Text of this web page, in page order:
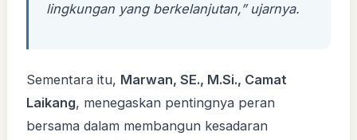
lingkungan yang berkelanjutan,” ujarnya.
Sementara itu, Marwan, SE., M.Si., Camat
Laikang, menegaskan pentingnya peran
bersama dalam membangun kesadaran